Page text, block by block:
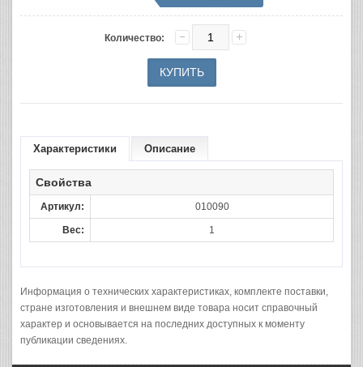
Количество:
Характеристики Описание
Свойства
Артикул: 010090
Вес: 1
Информация о технических характеристиках, комплекте поставки,
стране изготовления и внешнем виде товара носит справочный
характер и основывается на последних доступных к моменту
публикации сведениях.